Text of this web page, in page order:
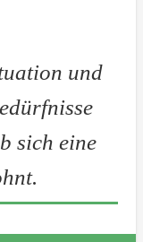
und
sich eine